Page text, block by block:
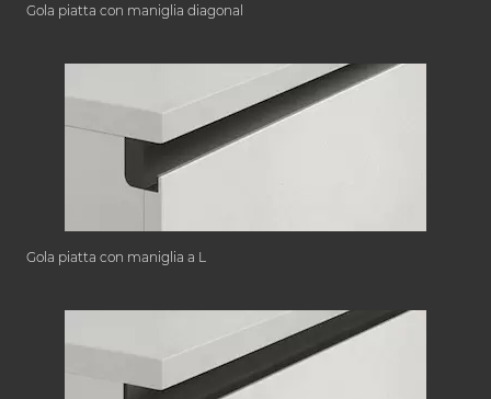
Gola piatta con maniglia diagonal
Gola piatta con maniglia a L